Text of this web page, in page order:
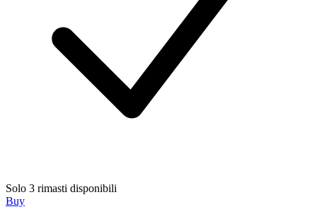
Solo 3 rimasti disponibili
Buy